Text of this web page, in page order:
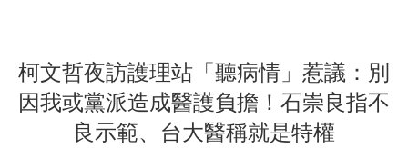
柯文哲夜訪護理站「聽病情」惹議：別
因我或黨派造成醫護負擔！石崇良指不
良示範、台大醫稱就是特權